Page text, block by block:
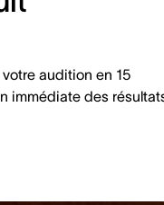
audition en 15
immédiate des